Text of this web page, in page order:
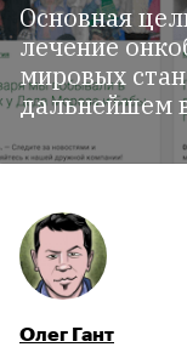
Основная
лечение
мировых
дальнейшем
Олег Гант